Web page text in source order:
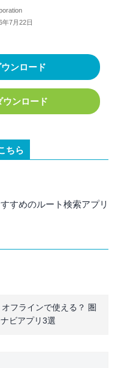
年7月22日
ンロード
ンロード
ちら
すすめのルート検索アプリ
オフラインで使える？ 圏
ビアプリ3選